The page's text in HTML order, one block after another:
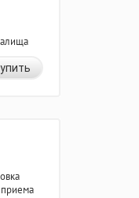
приема